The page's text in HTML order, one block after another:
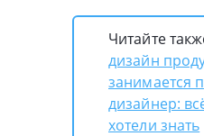
Читайте
дизайн
занимается
дизайнер:
хотели знать